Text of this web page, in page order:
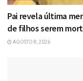
Pai revela última
de filhos serem
AGOSTO 8, 2026